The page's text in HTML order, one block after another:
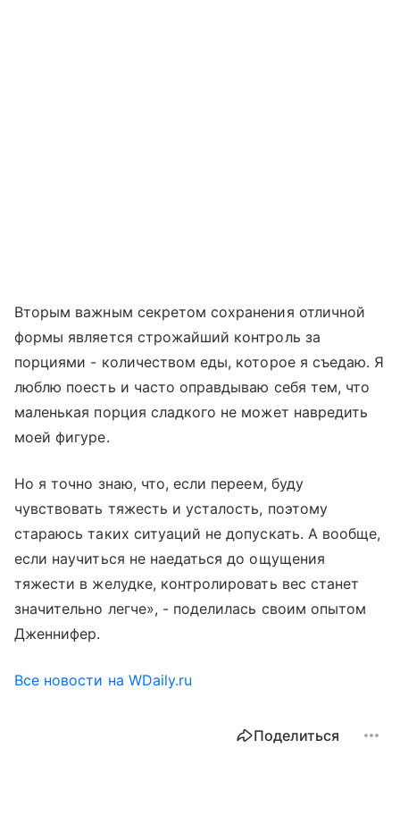
Вторым важным секретом сохранения отличной
формы является строжайший контроль за
порциями - количеством еды, которое я съедаю. Я
люблю поесть и часто оправдываю себя тем, что
маленькая порция сладкого не может навредить
моей фигуре.
Но я точно знаю, что, если переем, буду
чувствовать тяжесть и усталость, поэтому
стараюсь таких ситуаций не допускать. А вообще,
если научиться не наедаться до ощущения
тяжести в желудке, контролировать вес станет
значительно легче», - поделилась своим опытом
Дженнифер.
Все новости на WDaily.ru
Поделиться